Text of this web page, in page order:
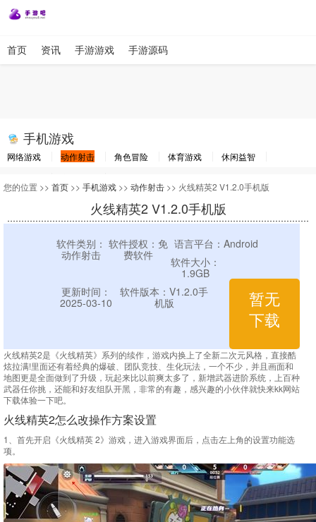
首页 资讯 手游游戏 手游源码
手机游戏
网络游戏 动作射击 角色冒险 体育游戏
休闲益智
您的位置 >> 首页 >> 手机游戏 >> 动作射击 >> 火线精英2 V1.2.0手机版
火线精英2 V1.2.0手机版
软件类别：
动作射击
软件授权：免
费软件
语言平台：Android
软件大小：
1.9GB
更新时间：
2025-03-10
软件版本：V1.2.0手
机版
暂无
下载
火线精英2是《火线精英》系列的续作，游戏内换上了全新二次元风格，直接酷
炫拉满!里面还有着经典的爆破、团队竞技、生化玩法，一个不少，并且画面和
地图更是全面做到了升级，玩起来比以前爽太多了，新增武器进阶系统，上百种
武器任你挑，还能和好友组队开黑，非常的有趣，感兴趣的小伙伴就快来kk网站
下载体验一下吧。
火线精英2怎么改操作方案设置
1、首先开启《火线精英 2》游戏，进入游戏界面后，点击左上角的设置功能选
项。